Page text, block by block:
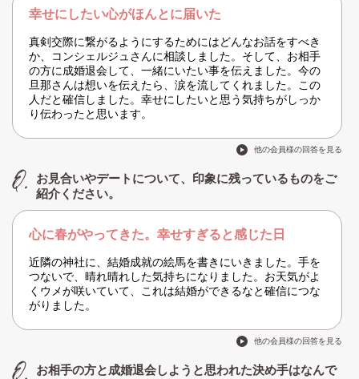
幸せにしたい心がほんとに届いた
真剣交際に繋がるようにするためにはどんなお話をすべき
か、コンシェルジュさんに相談しました。そして、お相手
の方に成婚退会して、一緒にいたい事を伝えました。今の
旦那さんは想いを伝えたら、涙を流してくれました。この
人だと確信しました。幸せにしたいと思う気持ちがしっか
り伝わったと思います。
他の会員様の回答を見る
お見合いやデートについて、印象に残っているものをご
紹介ください。
心に春がやってきた。幸せすぎると感じた日
近隣の神社に、結婚成就の絵馬を書きにいきました。手を
つないで、晴れ晴れした気持ちになりました。お天気がよ
くウメが咲いていて、これは結婚ができるなと確信につな
がりました。
他の会員様の回答を見る
お相手の方と成婚退会しようと思われた決め手はなんで